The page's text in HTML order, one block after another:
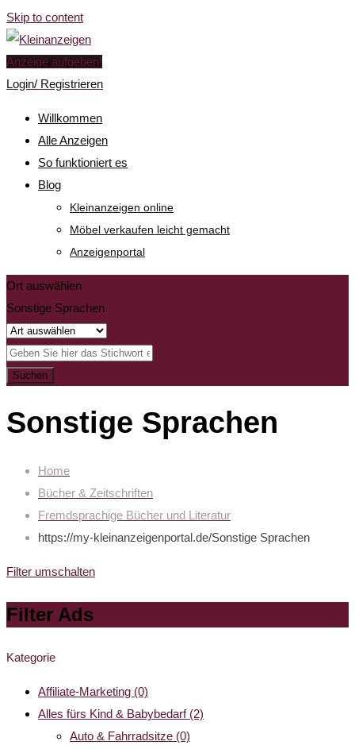
Skip to content
Anzeige aufgeben!
Login/ Registrieren
Willkommen
Alle Anzeigen
So funktioniert es
Blog
Kleinanzeigen online
Möbel verkaufen leicht gemacht
Anzeigenportal
Ort auswählen
Sonstige Sprachen
Suchen
Sonstige Sprachen
Home
Bücher & Zeitschriften
Fremdsprachige Bücher und Literatur
https://my-kleinanzeigenportal.de/Sonstige Sprachen
Filter umschalten
Filter Ads
Kategorie
Affiliate-Marketing (0)
Alles fürs Kind & Babybedarf (2)
Auto & Fahrradsitze (0)